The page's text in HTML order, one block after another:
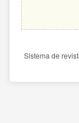
Sistema de